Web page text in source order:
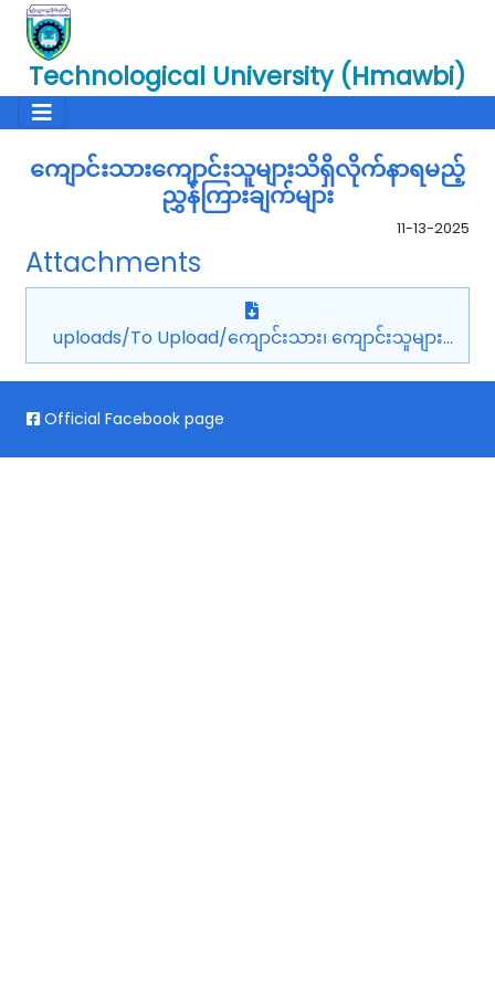
Technological University (Hmawbi)
ကျောင်းသားကျောင်းသူများသိရှိလိုက်နာရမည့်
ညွှန်ကြားချက်များ
11-13-2025
Attachments
uploads/To Upload/ကျောင်းသား၊ ကျောင်းသူများ
သိရှိလိုက်နာရမည့် ညွှန်ကြားချက်.pdf
Official Facebook page